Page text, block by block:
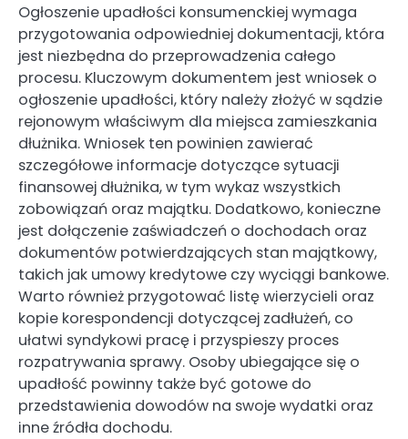
Ogłoszenie upadłości konsumenckiej wymaga
przygotowania odpowiedniej dokumentacji, która
jest niezbędna do przeprowadzenia całego
procesu. Kluczowym dokumentem jest wniosek o
ogłoszenie upadłości, który należy złożyć w sądzie
rejonowym właściwym dla miejsca zamieszkania
dłużnika. Wniosek ten powinien zawierać
szczegółowe informacje dotyczące sytuacji
finansowej dłużnika, w tym wykaz wszystkich
zobowiązań oraz majątku. Dodatkowo, konieczne
jest dołączenie zaświadczeń o dochodach oraz
dokumentów potwierdzających stan majątkowy,
takich jak umowy kredytowe czy wyciągi bankowe.
Warto również przygotować listę wierzycieli oraz
kopie korespondencji dotyczącej zadłużeń, co
ułatwi syndykowi pracę i przyspieszy proces
rozpatrywania sprawy. Osoby ubiegające się o
upadłość powinny także być gotowe do
przedstawienia dowodów na swoje wydatki oraz
inne źródła dochodu.